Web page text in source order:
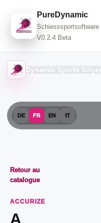
PureDynamic
Schiesssportsoftware
V0.2.4 Beta
Dynamic Sports Gilgen
DE FR EN IT
Retour au
catalogue
ACCURIZE
A